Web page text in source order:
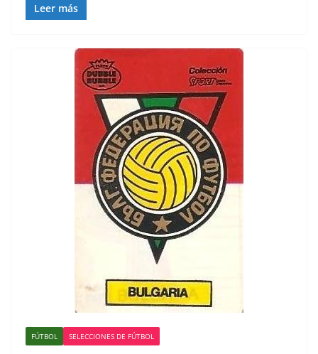
Leer más
FÚTBOL SELECCIONES DE FÚTBOL